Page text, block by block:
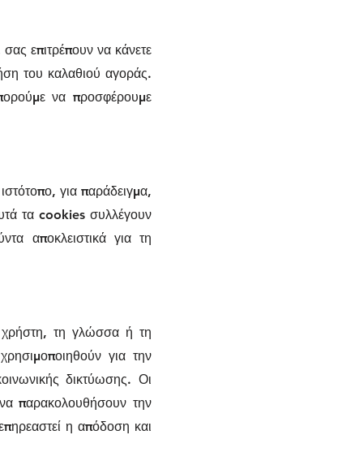
επιτρέπουν να κάνετε
του καλαθιού αγοράς.
να προσφέρουμε
για παράδειγμα,
τα cookies συλλέγουν
αποκλειστικά για τη
χρήστη, τη γλώσσα ή τη
για την
δικτύωσης. Οι
παρακολουθήσουν την
η απόδοση και